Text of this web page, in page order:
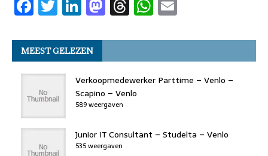
o
k
n p
a
c
e
b
o
o
k
w
it
t
er
n
k
e
dI
n
a
st
o
d
o
h
re
a
d
s
h
at
s
A
ai
l
MEEST GELEZEN
Verkoopmedewerker Parttime – Venlo –
Scapino – Venlo
589 weergaven
Junior IT Consultant – Studelta – Venlo
535 weergaven